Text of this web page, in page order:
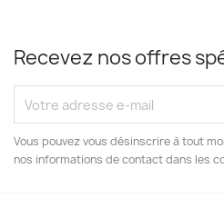
Recevez nos offres
Vous pouvez vous désinscrire à tout
nos informations de contact dans les